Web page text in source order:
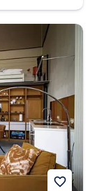
in Rot
favorite